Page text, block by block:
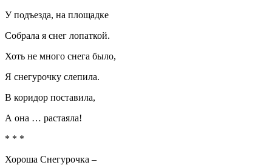
У подъезда, на площадке
Собрала я снег лопаткой.
Хоть не много снега было,
Я снегурочку слепила.
В коридор поставила,
А она … растаяла!
* * *
Хороша Снегурочка –